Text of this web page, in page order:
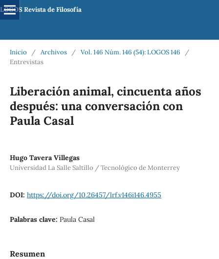
LOGOS Revista de Filosofía
Inicio / Archivos / Vol. 146 Núm. 146 (54): LOGOS 146
/
Entrevistas
Liberación animal, cincuenta años
después: una conversación con
Paula Casal
Hugo Tavera Villegas
Universidad La Salle Saltillo / Tecnológico de Monterrey
DOI: https://doi.org/10.26457/lrf.v146i146.4955
Palabras clave: Paula Casal
Resumen